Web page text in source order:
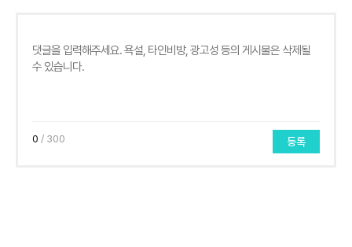
0 / 300 등록